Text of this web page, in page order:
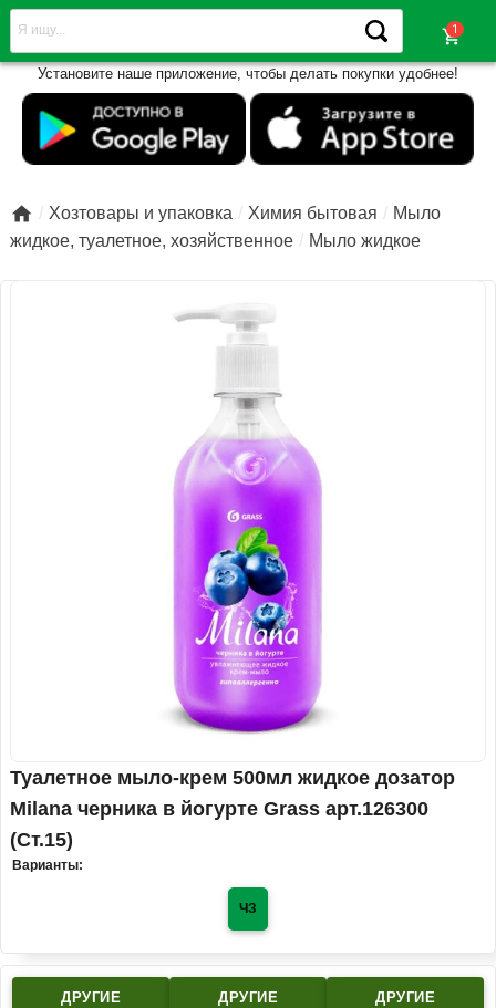
shopping_cart
Установите наше приложение, чтобы делать покупки удобнее!
 Хозтовары и упаковка Химия бытовая
Мыло
жидкое, туалетное, хозяйственное
Мыло жидкое
Туалетное мыло-крем 500мл жидкое дозатор
Milana черника в йогурте Grass арт.126300
(Ст.15)
Варианты:
ЧЗ
ДРУГИЕ ДРУГИЕ ДРУГИЕ